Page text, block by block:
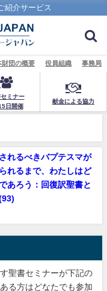
紹介サービス
財団の概要 役員組織 事務局
ミナー
日開催
献金による協力
れるべきバプテスマが
れるまで、わたしはど
あろう：回復訳聖書と
聖書セミナーが下記の
る方はどなたでも参加